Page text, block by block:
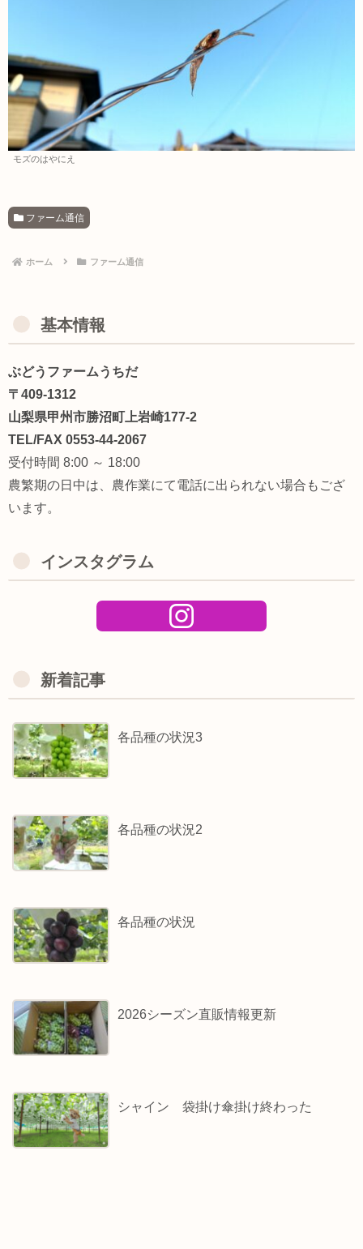
モズのはやにえ
ファーム通信
ホーム ファーム通信
基本情報
ぶどうファームうちだ
〒409-1312
山梨県甲州市勝沼町上岩崎177-2
TEL/FAX 0553-44-2067
受付時間 8:00 ～ 18:00
農繁期の日中は、農作業にて電話に出られない場合もござ
います。
インスタグラム
新着記事
各品種の状況3
各品種の状況2
各品種の状況
2026シーズン直販情報更新
シャイン 袋掛け傘掛け終わった